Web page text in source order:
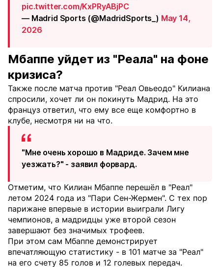
pic.twitter.com/KxPRyABjPC
— Madrid Sports (@MadridSports_) May 14,
2026
Мбаппе уйдет из "Реала" на фоне
кризиса?
Также после матча против "Реал Овьеодо" Килиана
спросили, хочет ли он покинуть Мадрид. На это
француз ответил, что ему все еще комфортно в
клубе, несмотря ни на что.
"Мне очень хорошо в Мадриде. Зачем мне
уезжать?" - заявил форвард.
Отметим, что Килиан Мбаппе перешёл в "Реал"
летом 2024 года из "Пари Сен-Жермен". С тех пор
парижане впервые в истории выиграли Лигу
чемпионов, а мадридцы уже второй сезон
завершают без значимых трофеев.
При этом сам Мбаппе демонстрирует
впечатляющую статистику - в 101 матче за "Реал"
на его счету 85 голов и 12 голевых передач.